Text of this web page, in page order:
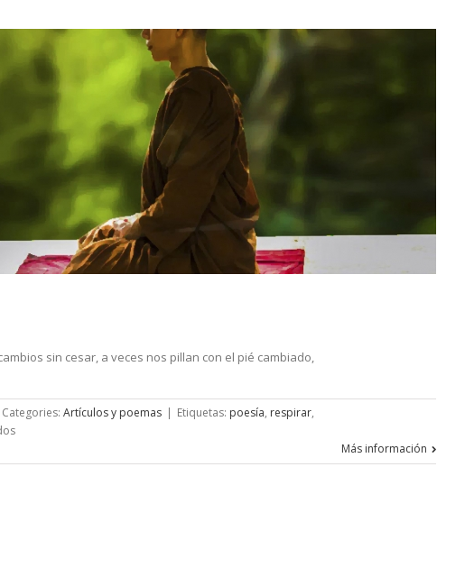
sin cesar, a veces nos pillan con el pié cambiado,
Categories: Artículos y poemas | Etiquetas: poesía, respirar,
en
te
Más información